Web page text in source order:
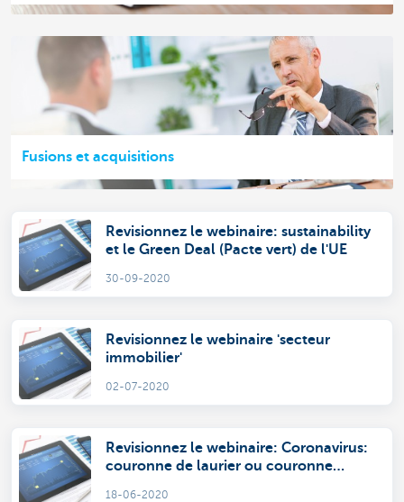
Fusions et acquisitions
Revisionnez le webinaire: sustainability
et le Green Deal (Pacte vert) de l'UE
30-09-2020
Revisionnez le webinaire 'secteur
immobilier'
02-07-2020
Revisionnez le webinaire: Coronavirus:
couronne de laurier ou couronne
18-06-2020